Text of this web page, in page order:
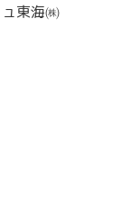
東海㈱